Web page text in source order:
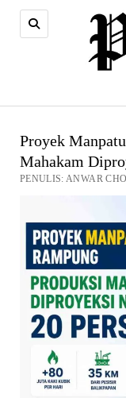
Proyek
Mahakam
PENULIS: ANWAR